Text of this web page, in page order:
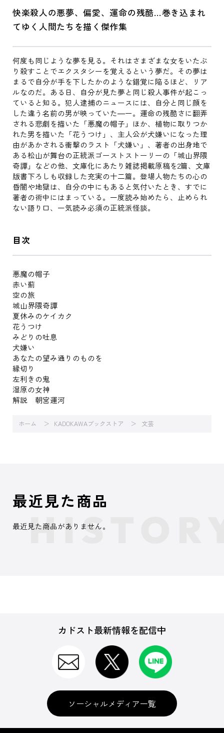
快楽殺人の悪夢、偏愛、運命の残酷…巻き込まれ
てゆく人間たちを描く傑作集
何度も同じような夢を見る。それはさまざまな女をいたぶ
り殺すことでエクスタシーを覚えるという夢だ。その夢は
まるで自分が手を下したかのような錯覚に陥るほど、リア
ルなのだ。ある日、自分が見た夢と同じ殺人事件が起こっ
ていると知る。犯人逮捕のニュースには、自分と同じ顔を
した違う名前の男が映っていた―ー。運命の残酷さに翻弄
される悲劇を描いた「悪魔の帽子」ほか、植物に取りつか
れた男を描いた「花うつけ」、主人公が犬嫌いになった理
由があかされる衝撃のラスト「犬嫌い」、著者の出身地で
ある松山が舞台の正統派ゴーストストーリーの「城山界隈
奇譚」などの他、文庫化にあたり雑誌掲載原稿を2篇、文庫
版書下ろしも収録した充実の十二篇。登場人物たちの心の
昏闇や地獄は、自分の中にもあると気付いたとき、すでに
著者の術中にはまっている。一度読み始めたら、止められ
ない語り口、一気読み必須の正統派怪談。
目次
悪魔の帽子
赤い薊
空の旅
城山界隈奇譚
夏休みのケイカク
花うつけ
みどりの吐息
犬嫌い
あなたの望み通りのものを
縁切り
左利きの鬼
湿原の女神
解説 朝宮運河
ホーム KADOKAWAブックストア 文芸
最近見た商品
最近見た商品がありません。
カドスト最新情報を配信中
ソーシャルメディア一覧